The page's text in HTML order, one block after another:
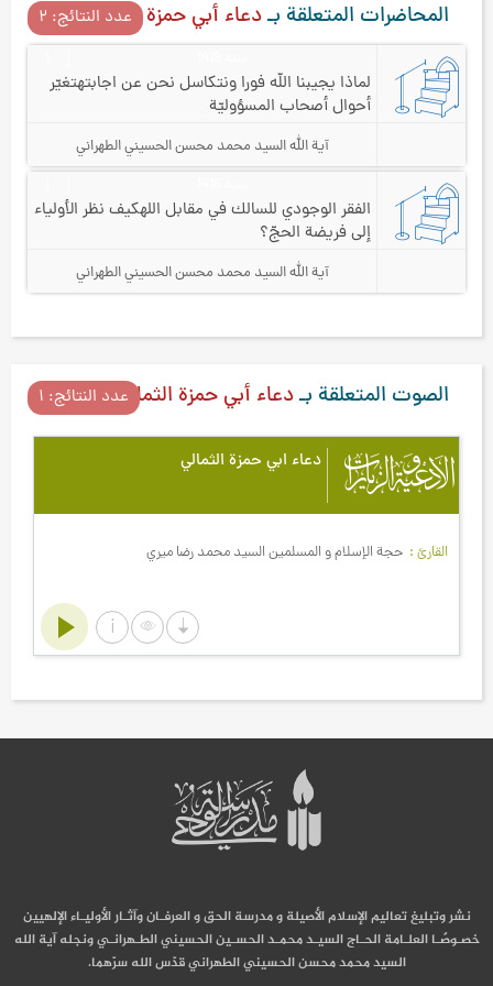
المحاضرات المتعلقة بـدعاء أبي حمزة الثمالي
عدد النتائج: ۲
لماذا يجيبنا الله فورا ونتكاسل نحن عن اجابتهتغيّر
أحوال أصحاب المسؤوليّة
آية الله السيد محمد محسن الحسيني الطهراني
الفقر الوجودي للسالك في مقابل اللهكيف نظر الأولياء
إلى فريضة الحجّ؟
آية الله السيد محمد محسن الحسيني الطهراني
الصوت المتعلقة بـدعاء أبي حمزة الثماليعدد النتائج: ۱
دعاء ابي حمزة الثمالي
القارئ حجة الإسلام و المسلمين السيد محمد رضا ميري
نشر وتبليغ تعاليم الإسلام الأصيلة و مدرسة الحق و العرفـان وآثـار الأوليـاء الإلهيين
خصـوصًـا العلـامة الحـاج السيـد محمـد الحسـين الحسيني الطـهرانـي ونجله آية الله
السيد محمد محسن الحسيني الطهراني قدّس الله سرّهما.